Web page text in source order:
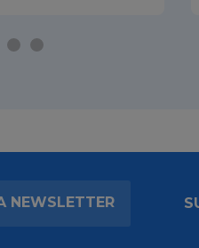
NEWSLETTER